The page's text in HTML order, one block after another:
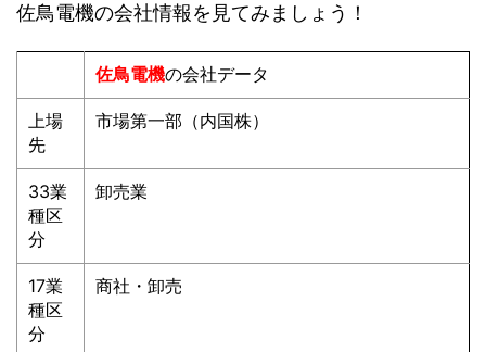
佐鳥電機の会社情報を見てみましょう！
佐鳥電機の会社データ
上場
先
市場第一部（内国株）
33業
種区
分
卸売業
17業
種区
分
商社・卸売